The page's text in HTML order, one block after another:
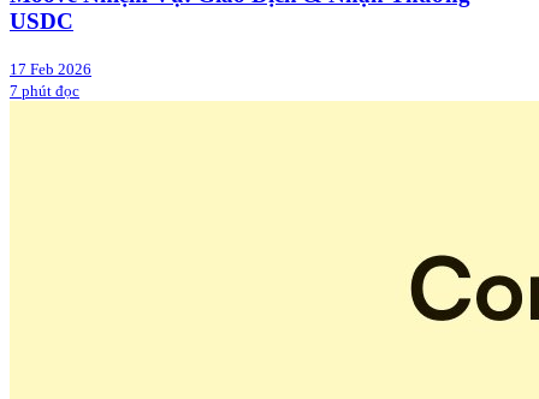
USDC
17 Feb 2026
7 phút đọc